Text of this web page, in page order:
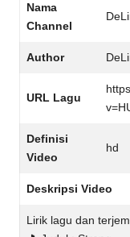
Nama
Channel
Author
URL Lagu
Definisi
Video
hd
Deskripsi Video
Lirik lagu dan